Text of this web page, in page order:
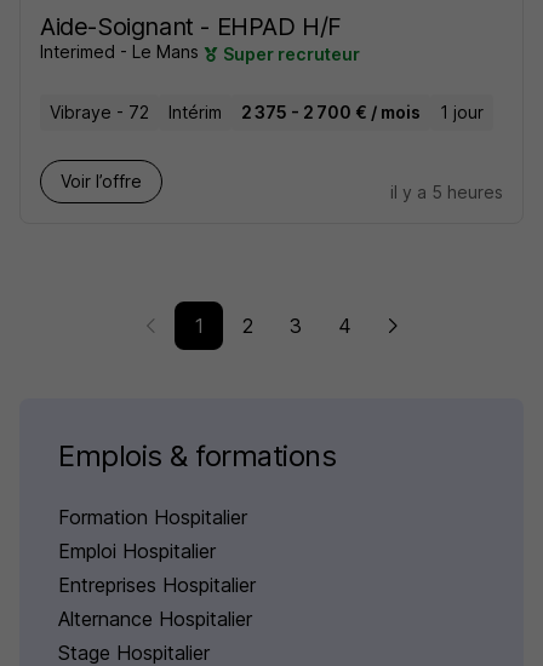
Aide-Soignant - EHPAD H/F
Interimed - Le Mans Super recruteur
Vibraye - 72 Intérim 2 375 - 2 700 € / mois 1 jour
Voir l’offre
il y a 5 heures
1 2 3 4
Emplois & formations
Formation Hospitalier
Emploi Hospitalier
Entreprises Hospitalier
Alternance Hospitalier
Stage Hospitalier